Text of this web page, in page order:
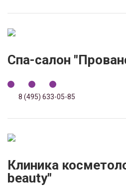
Спа-салон
8 (495) 633-05-85
Клиника
beauty"